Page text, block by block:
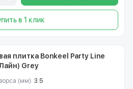
в 1 клик
плитка Bonkeel Party Line
Grey
(мм): 3.5